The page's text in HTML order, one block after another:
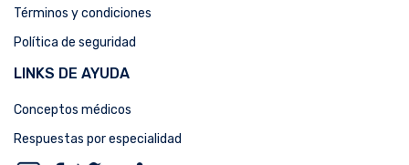
Términos y condiciones
Política de seguridad
LINKS DE AYUDA
Conceptos médicos
Respuestas por especialidad